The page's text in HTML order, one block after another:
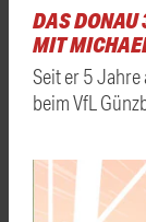
DAS
MIT
Seit er 5
beim VfL